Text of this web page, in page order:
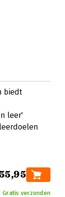
biedt
leer'
Gratis verzonden